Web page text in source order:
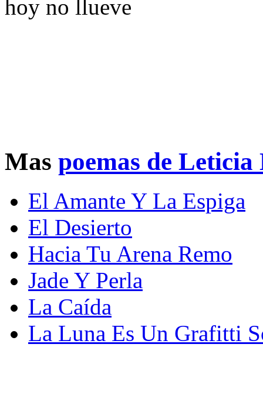
hoy no llueve
Mas poemas de Leticia
El Amante Y La Espiga
El Desierto
Hacia Tu Arena Remo
Jade Y Perla
La Caída
La Luna Es Un Grafitti